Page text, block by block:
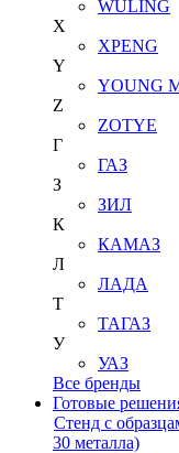
WULING
X
XPENG
Y
YOUNG
Z
ZOTYE
Г
ГАЗ
З
ЗИЛ
К
КАМАЗ
Л
ЛАДА
Т
ТАГАЗ
У
УАЗ
Все бренды
Готовые
Стенд с
30 металла)